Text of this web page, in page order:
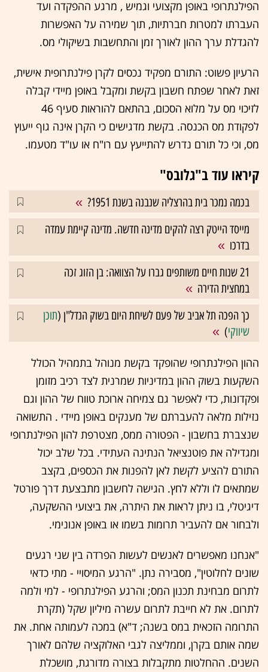
הפילנתרופי באופן מקצועי וגמיש , מרגע ההפקדה ועד
העברתו למטרות חברתיות, תוך שמירה על האפשרות
להגדלת ערך ההון לאורך זמן והתחשבות בשיקולי מס.
הרעיון פשוט: התורם מפקיד נכסים לקרן פילנתרופית אישית,
זאת לאחר שפתח חשבון בקשת ומקבל באופן מיידי קבלה
לזיכוי מס על מלוא הסכום, בהתאם להוראות סעיף 46
לפקודת מס הכנסה. בקשת מדגישים כי הקרן אינה גוף ייעוץ
מס, וכי כל תורם נדרש להתייעץ עם רו"ח או עו"ד מטעמו.
קיראו עוד ב"גלובס"
בכמה נמכר בית בהרצליה שנבנה בשנת 1951?
מייסד הייטק רצה להקים מדינה חדשה. מדינה קיימת עמדה
בדרכו
21 שנות חיים משותפים גברו על הצוואה: בן הזוג זכה
במחצית הדירה
כך הפכה תל אביב של פעם לשיחת היום בשוק הנדל"ן (תוכן
שיווקי)
ההון הפילנתרופי שהופקד בקשת מנוהל בתמהיל הכולל
השקעות בשוק ההון במדיניות שמרנית לצד רכיב מזומן
ופקדונות, כדי לאפשר גם צמיחה ארוכת טווח של ההון וגם
נזילות מלאה להעברתם של מענקים באופן מיידי . התשואה
שנצברת בחשבון - הפטורה ממס, מצטרפת להון הפילנתרופי
ומגדילה את פוטנציאל הנתינה העתידי. בכל שלב יכול
התורם להציע לקשת לאן להפנות את הכספים, בקצב
שמתאים לו וללא לחץ. הגישה לחשבון מתבצעת דרך פורטל
דיגיטלי, בו ניתן לראות את היתרה, את ביצועי ההשקעה,
ולבחור אם להעביר תרומות בשמו או באופן אנונימי.
"אנחנו מאפשרים לאנשים לעשות הפרדה בין שני רגעים
שונים לחלוטין", מסבירה נתן. "הרגע המיסויי - מתי כדאי
לתרום מבחינת תכנון המס; והרגע הפילנתרופי - למי ולמה
לתרום. את לא חייבת לתרום עשרה מיליון שקל (תקרת
התרומה הזכאית במס בשנה; ד"א) במכה לעמותה אחת. את
שמה אותם בקרן, וממליצה לגבי האלוקציה שלהם לאורך
השנים. ההחלטות מתקבלות בצורה מדורגת, מושכלת